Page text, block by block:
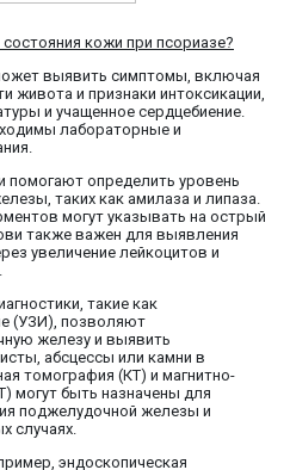
кожи при псориазе?
выявить симптомы, включая
живота и признаки интоксикации,
и учащенное сердцебиение.
лабораторные и
определить уровень
таких как амилаза и липаза.
могут указывать на острый
также важен для выявления
увеличение лейкоцитов и
такие как
(УЗИ), позволяют
железу и выявить
абсцессы или камни в
томография (КТ) и магнитно-
могут быть назначены для
поджелудочной железы и
случаях.
эндоскопическая